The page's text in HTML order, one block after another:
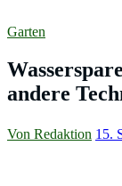
Garten
andere
Von Redaktion 15.